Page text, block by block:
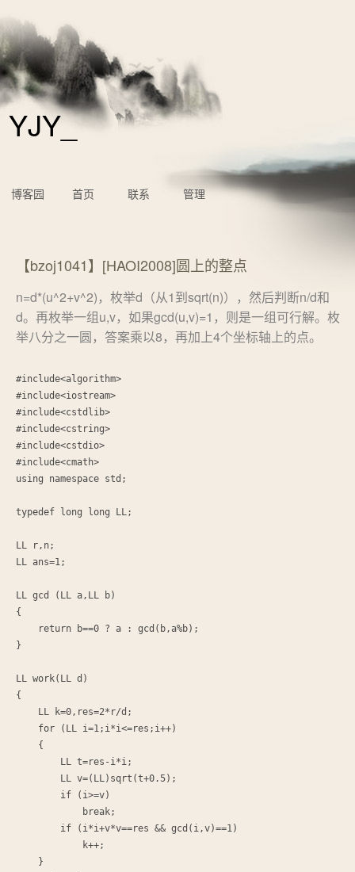
YJY_
博客园 首页 联系 管理
【bzoj1041】[HAOI2008]圆上的整点
n=d*(u^2+v^2)，枚举d（从1到sqrt(n)），然后判断n/d和
d。再枚举一组u,v，如果gcd(u,v)=1，则是一组可行解。枚
举八分之一圆，答案乘以8，再加上4个坐标轴上的点。
#include<algorithm>
#include<iostream>
#include<cstdlib>
#include<cstring>
#include<cstdio>
#include<cmath>
using namespace std;
typedef long long LL;
LL r,n;
LL ans=1;
LL gcd (LL a,LL b)
{
    return b==0 ? a : gcd(b,a%b);
}
LL work(LL d)
{
    LL k=0,res=2*r/d;
    for (LL i=1;i*i<=res;i++)
    {
        LL t=res-i*i;
        LL v=(LL)sqrt(t+0.5);
        if (i>=v)
            break;
        if (i*i+v*v==res && gcd(i,v)==1)
            k++;
    }